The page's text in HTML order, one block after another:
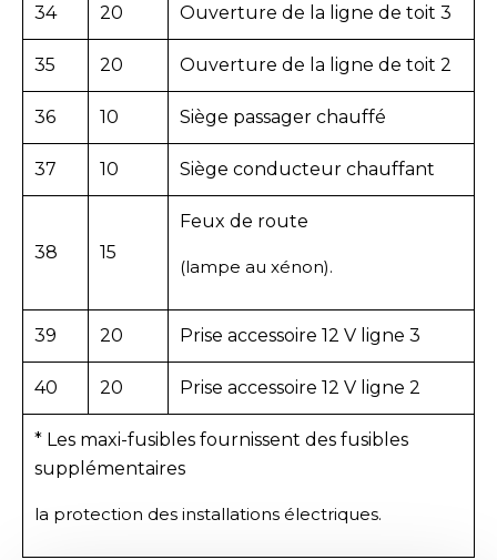
34 20 Ouverture de la ligne de toit 3
35 20 Ouverture de la ligne de toit 2
36 10 Siège passager chauffé
37 10 Siège conducteur chauffant
38 15
Feux de route
(lampe au xénon).
39 20 Prise accessoire 12 V ligne 3
40 20 Prise accessoire 12 V ligne 2
* Les maxi-fusibles fournissent des fusibles
supplémentaires
la protection des installations électriques.